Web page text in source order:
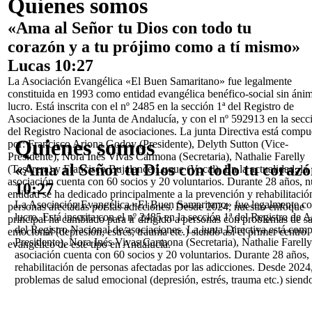
Quienes somos
«Ama al Señor tu Dios con todo tu
10:27
La Asociación Evangélica «El Buen Samaritano» fue legalmente
lucro. Estáinscrita con el nº 2485 en la sección 1ª del Registro de
del RegistroNacional de asociaciones. La junta Directiva está
Presidente), Nora Inés VivasCarmona (Secretaria), Nathalie
asociación cuenta con 60 socios y 20 voluntarios. Durante 28 años,
rehabilitación de personas afectadas por las adicciones. Desde
problemas de salud emocional (depresión, estrés, trauma etc.)
Quienes somos
«Ama al Señor tu Dios con todo tu
corazón y a tu prójimo como a tí mismo»
Lucas 10:27
La Asociación Evangélica «El Buen Samaritano» fue legalmente
constituida en 1993 como entidad evangélica benéfico-social sin
lucro. Está inscrita con el nº 2485 en la sección 1ª del Registro de
Asociaciones de la Junta de Andalucía, y con el nº 592913 en la
del Registro Nacional de asociaciones. La junta Directiva está
por: Francisco Arjona Godoy (Presidente), Delyth Sutton (Vice-
Presidente),Nora Inés Vivas Carmona (Secretaria), Nathalie Farelly
(Tesorera) yFrancisco Bujalance Luque (Vocal). En la actualidad, la
asociación cuenta con 60 socios y 20 voluntarios. Durante 28 años,
entidad se ha dedicado principalmente a la prevención y
personas afectadas por las adicciones. Desde 2024, nuestro enfoque
principal ha cambiado para ir dirigido apersonas con problemas de
emocional (depresión, estrés,trauma etc.) siendo así el primer centro
evangélico de este tipo enAndalucía.